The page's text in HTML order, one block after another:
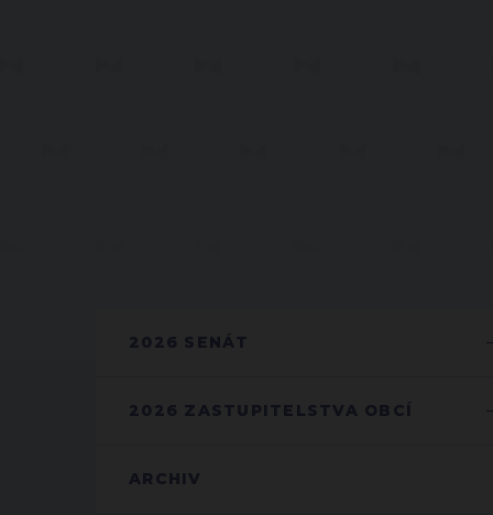
2026 SENÁT
2026 ZASTUPITELSTVA OBCÍ
ARCHIV